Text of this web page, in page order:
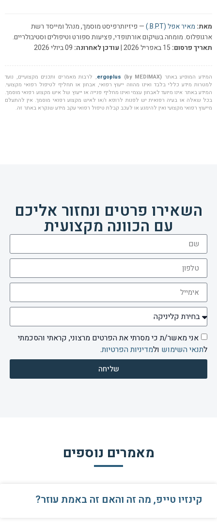
מאת: מאיר אפל (B.P.T.)
— פיזיותרפיסט מוסמך, מנהל ומייסד רשת
ארגופלוס. מומחה בשיקום אורתופדי, פציעות ספורט וטיפולים וסטיבולריים.
תאריך פרסום:
עודכן לאחרונה:
המידע המופיע באתר ergoplus (by MEDIMAX)
, לרבות מאמרים ותכנים מקצועיים, נועד
למטרות מידע כללי בלבד ואינו מהווה ייעוץ רפואי, אבחון או תחליף לטיפול רפואי מקצועי.
המידע באתר אינו מיועד לאבחון עצמי ואינו מחליף פנייה או ייעוץ של איש מקצוע רפואי מוסמך.
בכל שאלה או בעיה רפואית יש לפנות לרופא ו/או לאיש מקצוע רפואי מוסמך. אין להתעלם
מייעוץ רפואי מקצועי ואין להימנע או לעכב קבלת טיפול רפואי עקב מידע שנקרא באתר זה.
השאירו פרטים ונחזור אליכם
עם הכוונה מקצועית
אני מאשר/ת כי מסרתי את הפרטים מרצוני, קראתי והסכמתי
לתנאי השימוש ולמדיניות הפרטיות.
שליחה
מאמרים נוספים
קינזיו טייפ, מה זה והאם זה באמת עוזר?